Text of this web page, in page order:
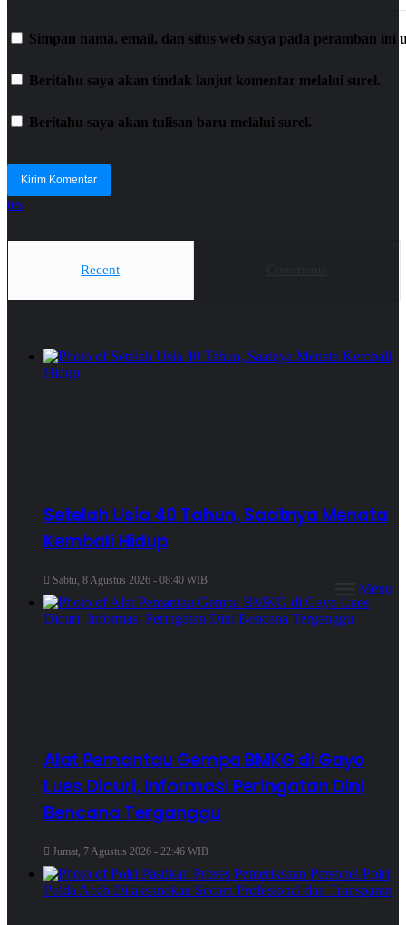
Menu
Simpan nama, email, dan situs web saya pada peramban
Beritahu saya akan tindak lanjut komentar melalui surel.
Beritahu saya akan tulisan baru melalui surel.
tes
Recent
Setelah Usia 40 Tahun, Saatnya Menata
Kembali Hidup
Sabtu, 8 Agustus 2026 - 08:40 WIB
Alat Pemantau Gempa BMKG di Gayo
Lues Dicuri, Informasi Peringatan Dini
Bencana Terganggu
Jumat, 7 Agustus 2026 - 22:46 WIB